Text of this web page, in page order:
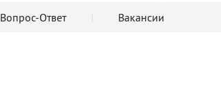
Вопрос-Ответ Вакансии